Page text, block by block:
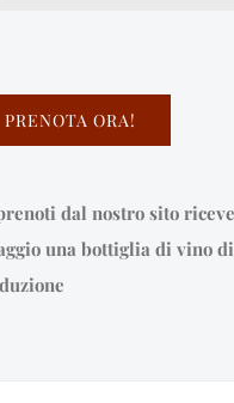
dal nostro sito
una bottiglia di vino